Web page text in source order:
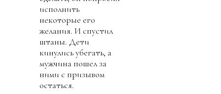
исполнить
некоторые его
желания. И спустил
штаны. Дети
кинулись убегать, а
мужчина пошел за
ними с призывом
остаться.